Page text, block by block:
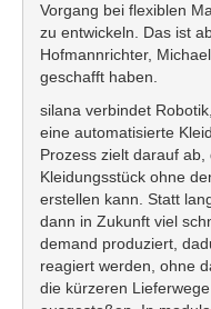
Vorgang bei flexiblen
zu entwickeln. Das ist
Hofmannrichter,
geschafft haben.
silana verbindet
eine automatisierte
Prozess zielt darauf
Kleidungsstück ohne
erstellen kann. Statt
dann in Zukunft viel
demand produziert,
reagiert werden, ohne
die kürzeren